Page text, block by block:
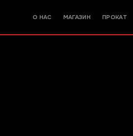
О НАС МАГАЗИН ПРОКАТ